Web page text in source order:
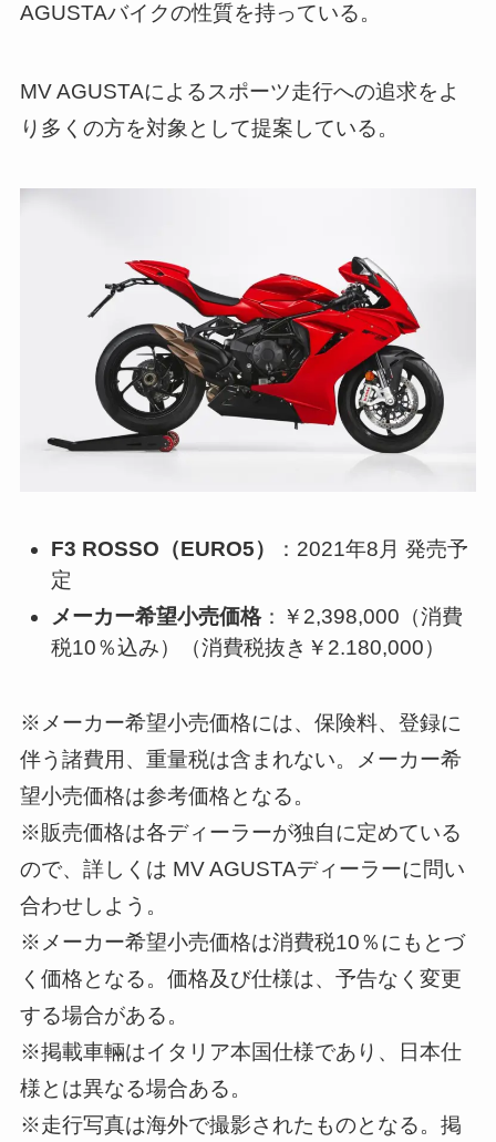
AGUSTAバイクの性質を持っている。
MV AGUSTAによるスポーツ走行への追求をよ
り多くの方を対象として提案している。
F3 ROSSO（EURO5）
：2021年8月 発売予
定
メーカー希望小売価格：￥2,398,000（消費
税10％込み）（消費税抜き￥2.180,000）
※メーカー希望小売価格には、保険料、登録に
伴う諸費用、重量税は含まれない。メーカー希
望小売価格は参考価格となる。
※販売価格は各ディーラーが独自に定めている
ので、詳しくは MV AGUSTAディーラーに問い
合わせしよう。
※メーカー希望小売価格は消費税10％にもとづ
く価格となる。価格及び仕様は、予告なく変更
する場合がある。
※掲載車輛はイタリア本国仕様であり、日本仕
様とは異なる場合ある。
※走行写真は海外で撮影されたものとなる。掲